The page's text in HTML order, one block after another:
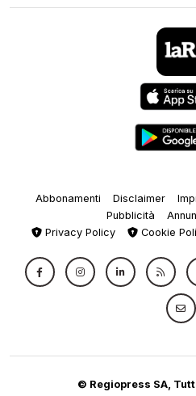
Abbonamenti Disclaimer
Pubblicità
Privacy Policy
Cookie
© Regiopress SA,